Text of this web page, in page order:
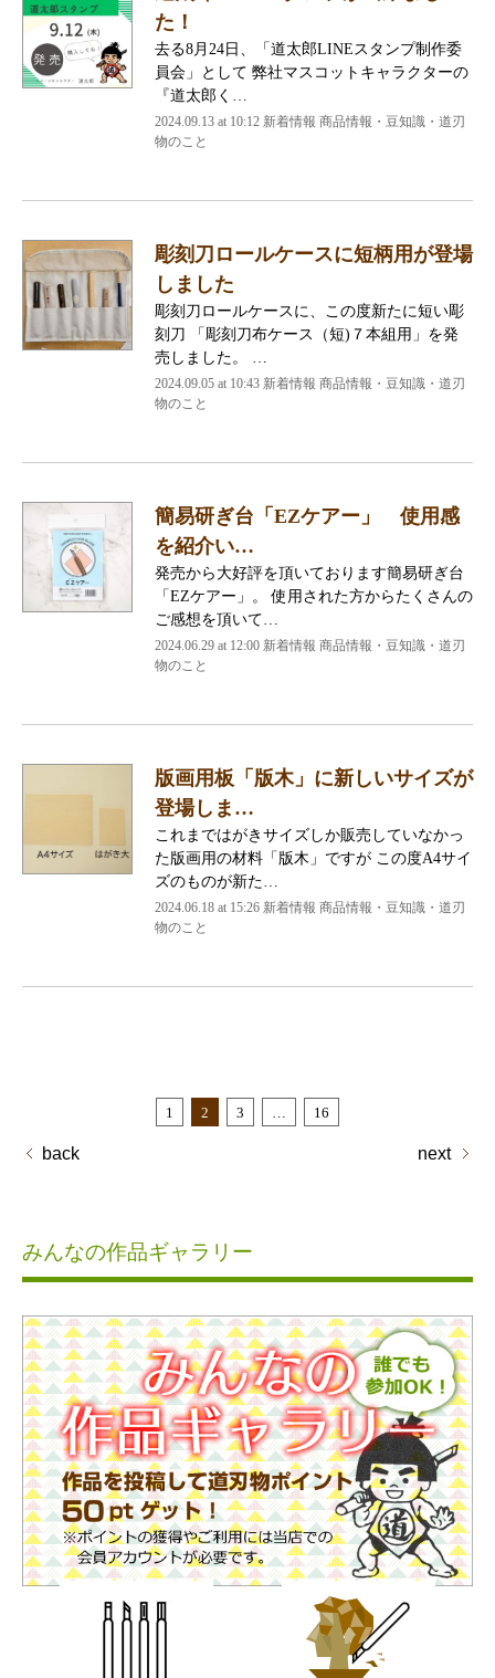
た！
去る8月24日、「道太郎LINEスタンプ制作委
員会」として 弊社マスコットキャラクターの
『道太郎く…
2024.09.13 at 10:12 新着情報 商品情報・豆知識・道刃
物のこと
彫刻刀ロールケースに短柄用が登場
しました
彫刻刀ロールケースに、この度新たに短い彫
刻刀 「彫刻刀布ケース（短)７本組用」を発
売しました。 …
2024.09.05 at 10:43 新着情報 商品情報・豆知識・道刃
物のこと
簡易研ぎ台「EZケアー」 使用感
を紹介い…
発売から大好評を頂いております簡易研ぎ台
「EZケアー」。 使用された方からたくさんの
ご感想を頂いて…
2024.06.29 at 12:00 新着情報 商品情報・豆知識・道刃
物のこと
版画用板「版木」に新しいサイズが
登場しま…
これまではがきサイズしか販売していなかっ
た版画用の材料「版木」ですが この度A4サイ
ズのものが新た…
2024.06.18 at 15:26 新着情報 商品情報・豆知識・道刃
物のこと
back
1 2 3 16
next
みんなの作品ギャラリー